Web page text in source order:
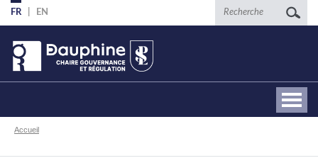
Aller
au
contenu
principal
FR EN Recherche
Fil
Accueil